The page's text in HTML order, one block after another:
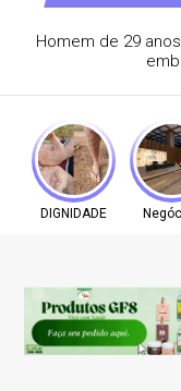
Homem de 29
DIGNIDADE